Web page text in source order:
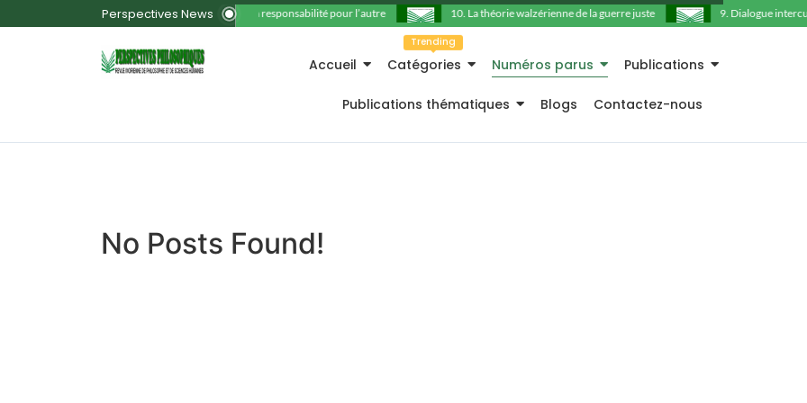
Perspectives News 11. La responsabilité pour l’autre 10. La théorie walzérienne de la guerre juste 9. Dialogue
Accueil Catégories
Trending
Numéros parus Publications
Publications thématiques Blogs Contactez-nous
No Posts Found!